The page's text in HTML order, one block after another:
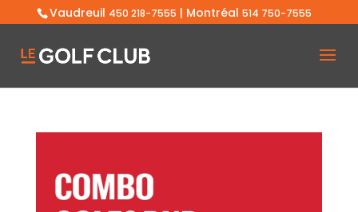
Vaudreuil 450 218-7555 | Montréal 514 750-7555